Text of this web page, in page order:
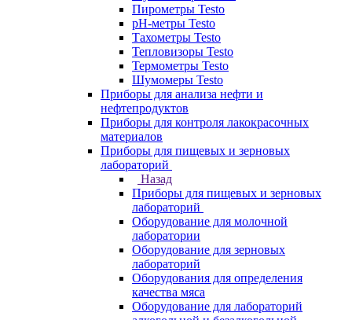
Пирометры Testo
pH-метры Testo
Тахометры Testo
Тепловизоры Testo
Термометры Testo
Шумомеры Testo
Приборы для анализа нефти и
нефтепродуктов
Приборы для контроля лакокрасочных
материалов
Приборы для пищевых и зерновых
лабораторий
Назад
Приборы для пищевых и зерновых
лабораторий
Оборудование для молочной
лаборатории
Оборудование для зерновых
лабораторий
Оборудования для определения
качества мяса
Оборудование для лабораторий